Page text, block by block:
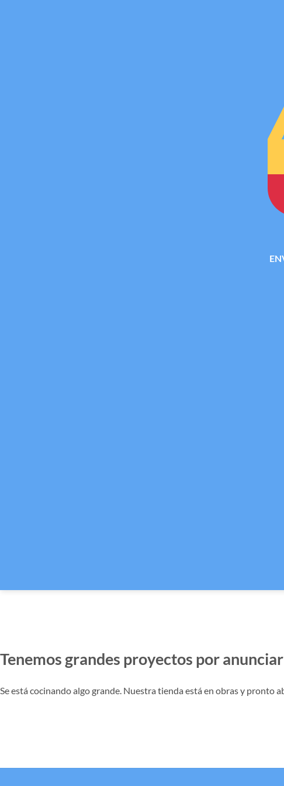
Tenemos grandes proyectos por anunciar
Se está cocinando algo grande. Nuestra tienda está en obras y pronto